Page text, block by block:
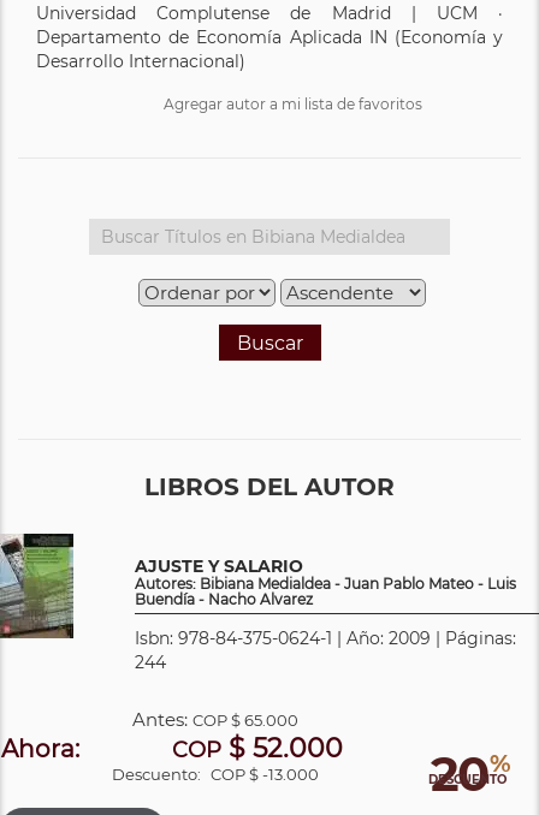
Universidad Complutense de Madrid | UCM ·
Departamento de Economía Aplicada IN (Economía y
Desarrollo Internacional)
Agregar autor a mi lista de favoritos
Buscar
LIBROS DEL AUTOR
AJUSTE Y SALARIO
Autores: Bibiana Medialdea - Juan Pablo Mateo - Luis
Buendía - Nacho Alvarez
Isbn: 978-84-375-0624-1 | Año: 2009 | Páginas:
244
20%
DESCUENTO
Antes:COP$ 65.000
Ahora: COP $ 52.000
Descuento: COP $ -13.000